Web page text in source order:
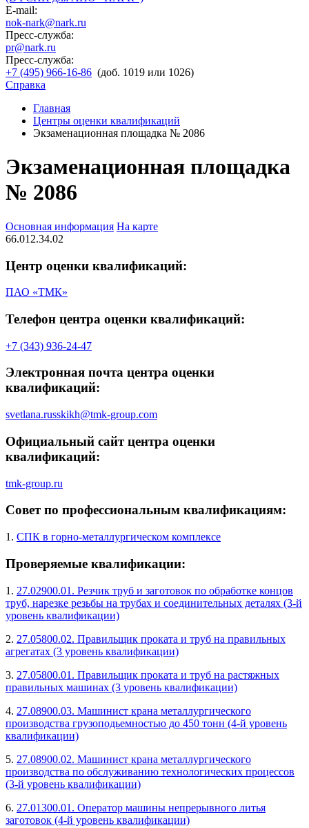
E-mail:
nok-nark@nark.ru
Пресс-служба:
pr@nark.ru
Пресс-служба:
+7 (495) 966-16-86 (доб. 1019 или 1026)
Справка
Главная
Центры оценки квалификаций
Экзаменационная площадка № 2086
Экзаменационная площадка
№ 2086
Основная информация На карте
66.012.34.02
Центр оценки квалификаций:
ПАО «ТМК»
Телефон центра оценки квалификаций:
+7 (343) 936-24-47
Электронная почта центра оценки
квалификаций:
svetlana.russkikh@tmk-group.com
Официальный сайт центра оценки
квалификаций:
tmk-group.ru
Совет по профессиональным квалификациям:
1. СПК в горно-металлургическом комплексе
Проверяемые квалификации:
1. 27.02900.01. Резчик труб и заготовок по обработке концов
труб, нарезке резьбы на трубах и соединительных деталях (3-й
уровень квалификации)
2. 27.05800.02. Правильщик проката и труб на правильных
агрегатах (3 уровень квалификации)
3. 27.05800.01. Правильщик проката и труб на растяжных
правильных машинах (3 уровень квалификации)
4. 27.08900.03. Машинист крана металлургического
производства грузоподьемностью до 450 тонн (4-й уровень
квалификации)
5. 27.08900.02. Машинист крана металлургического
производства по обслуживанию технологических процессов
(3-й уровень квалификации)
6. 27.01300.01. Оператор машины непрерывного литья
заготовок (4-й уровень квалификации)